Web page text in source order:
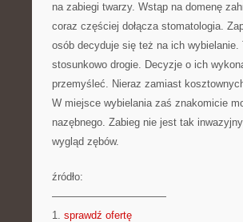
na zabiegi twarzy. Wstąp na domenę
coraz częściej dołącza stomatologia.
osób decyduje się też na ich
stosunkowo drogie. Decyzje o ich
przemyśleć. Nieraz zamiast
W miejsce wybielania zaś znakomicie
nazębnego. Zabieg nie jest tak
wygląd zębów.
źródło:
———————————
1. sprawdź ofertę